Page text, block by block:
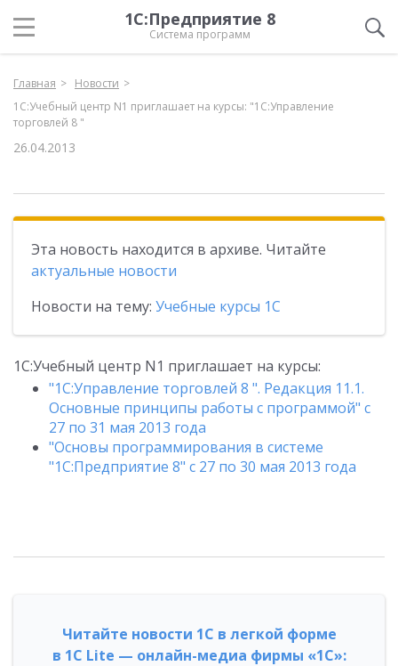
1С:Предприятие 8
Система программ
Главная
Новости
1С:Учебный центр N1 приглашает на курсы: "1С:Управление
торговлей 8 "
26.04.2013
Эта новость находится в архиве. Читайте
актуальные новости
Новости на тему: Учебные курсы 1С
1С:Учебный центр N1 приглашает на курсы:
"1С:Управление торговлей 8 ". Редакция 11.1.
Основные принципы работы с программой" с
27 по 31 мая 2013 года
"Основы программирования в системе
"1C:Предприятие 8" с 27 по 30 мая 2013 года
Читайте новости 1С в легкой форме
в 1С Lite — онлайн-медиа фирмы «1С»: